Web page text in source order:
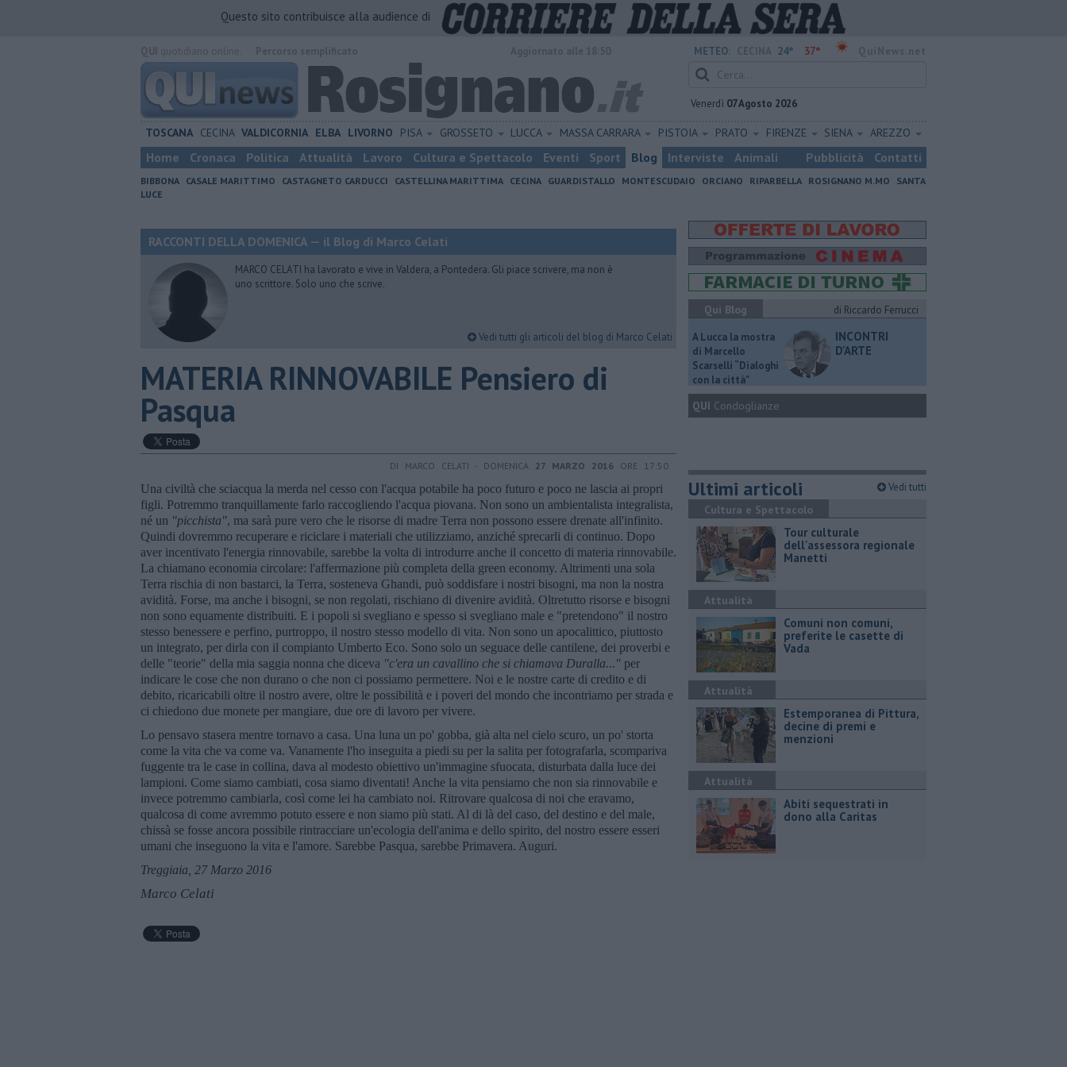
Questo sito contribuisce alla audience di
METEO: 24° 37°
Venerdì 07 Agosto 2026
TOSCANA CECINA VALDICORNIA ELBA LIVORNO PISA GROSSETO LUCCA MASSA CARRARA PISTOIA PRATO FIRENZE SIENA AREZZO
Home Cronaca Politica Attualità Lavoro Cultura e Spettacolo Eventi Sport Blog Interviste Animali Pubblicità Contatti
BIBBONA CASALE MARITTIMO CASTAGNETO CARDUCCI CASTELLINA MARITTIMA CECINA GUARDISTALLO MONTESCUDAIO ORCIANO RIPARBELLA ROSIGNANO M.MO
SANTA
LUCE
RACCONTI DELLA DOMENICA — il Blog di Marco Celati
MARCO CELATI ha lavorato e vive in Valdera, a Pontedera. Gli piace scrivere, ma non è
uno scrittore. Solo uno che scrive.
Vedi tutti gli articoli del blog di Marco Celati
MATERIA RINNOVABILE Pensiero di
Pasqua
DI MARCO CELATI - DOMENICA 27 MARZO 2016 ORE 17:50
Una civiltà che sciacqua la merda nel cesso con l'acqua potabile ha poco futuro e poco ne lascia ai propri
figli. Potremmo tranquillamente farlo raccogliendo l'acqua piovana. Non sono un ambientalista integralista,
né un "picchista", ma sarà pure vero che le risorse di madre Terra non possono essere drenate all'infinito.
Quindi dovremmo recuperare e riciclare i materiali che utilizziamo, anziché sprecarli di continuo. Dopo
aver incentivato l'energia rinnovabile, sarebbe la volta di introdurre anche il concetto di materia rinnovabile.
La chiamano economia circolare: l'affermazione più completa della green economy. Altrimenti una sola
Terra rischia di non bastarci, la Terra, sosteneva Ghandi, può soddisfare i nostri bisogni, ma non la nostra
avidità. Forse, ma anche i bisogni, se non regolati, rischiano di divenire avidità. Oltretutto risorse e bisogni
non sono equamente distribuiti. E i popoli si svegliano e spesso si svegliano male e "pretendono" il nostro
stesso benessere e perfino, purtroppo, il nostro stesso modello di vita. Non sono un apocalittico, piuttosto
un integrato, per dirla con il compianto Umberto Eco. Sono solo un seguace delle cantilene, dei proverbi e
delle "teorie" della mia saggia nonna che diceva "c'era un cavallino che si chiamava Duralla..." per
indicare le cose che non durano o che non ci possiamo permettere. Noi e le nostre carte di credito e di
debito, ricaricabili oltre il nostro avere, oltre le possibilità e i poveri del mondo che incontriamo per strada e
ci chiedono due monete per mangiare, due ore di lavoro per vivere.
Lo pensavo stasera mentre tornavo a casa. Una luna un po' gobba, già alta nel cielo scuro, un po' storta
come la vita che va come va. Vanamente l'ho inseguita a piedi su per la salita per fotografarla, scompariva
fuggente tra le case in collina, dava al modesto obiettivo un'immagine sfuocata, disturbata dalla luce dei
lampioni. Come siamo cambiati, cosa siamo diventati! Anche la vita pensiamo che non sia rinnovabile e
invece potremmo cambiarla, così come lei ha cambiato noi. Ritrovare qualcosa di noi che eravamo,
qualcosa di come avremmo potuto essere e non siamo più stati. Al di là del caso, del destino e del male,
chissà se fosse ancora possibile rintracciare un'ecologia dell'anima e dello spirito, del nostro essere esseri
umani che inseguono la vita e l'amore. Sarebbe Pasqua, sarebbe Primavera. Auguri.
Treggiaia, 27 Marzo 2016
Marco Celati
Qui Blog
di Riccardo Ferrucci
A Lucca la mostra
di Marcello
Scarselli “Dialoghi
con la città"
INCONTRI
D'ARTE
QUI Condoglianze
Ultimi articoli Vedi tutti
Cultura e Spettacolo
Tour culturale
dell'assessora regionale
Manetti
Attualità
Comuni non comuni,
preferite le casette di
Vada
Attualità
Estemporanea di Pittura,
decine di premi e
menzioni
Attualità
Abiti sequestrati in
dono alla Caritas